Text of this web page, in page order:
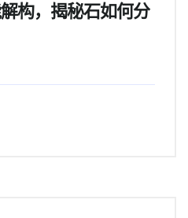
构，揭秘石如何分